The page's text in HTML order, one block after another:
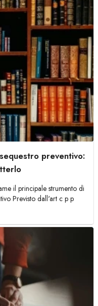
preventivo:
il principale strumento di
Previsto dall'art c p p